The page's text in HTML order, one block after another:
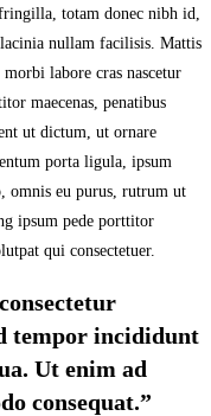
totam donec nibh id,
nullam facilisis. Mattis
labore cras nascetur
maecenas, penatibus
ut dictum, ut ornare
porta ligula, ipsum
omnis eu purus, rutrum ut
ipsum pede porttitor
qui consectetuer.
tempor incididunt
Ut enim ad
consequat.”